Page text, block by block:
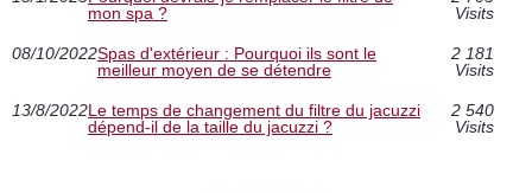
mon spa ?
Visits
08/10/2022Spas d'extérieur : Pourquoi ils sont le
meilleur moyen de se détendre
2 181
Visits
13/8/2022Le temps de changement du filtre du jacuzzi
dépend-il de la taille du jacuzzi ?
2 540
Visits